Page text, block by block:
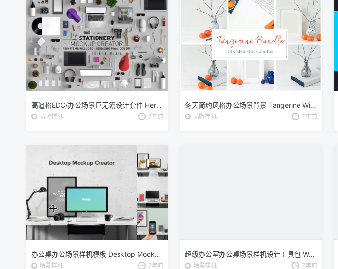
高逼格EDC/办公场景巨无霸设计套件 Hero Stationery Mockup Creator
品牌样机 7年前
冬天简约风格办公场景背景 Tangerine Winter Bundle
品牌样机 7年前
办公桌办公场景样机模板 Desktop Mockup Creator
场景样机 7年前
超级办公室办公桌场景样机设计工具包 Workspace Mockup Creator
场景样机 7年前